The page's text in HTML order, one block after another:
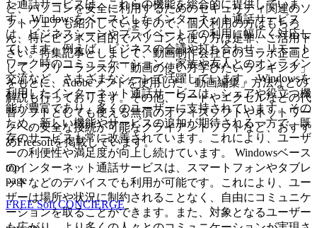
た通話サービスは、これらの機能を総合的に提供していま
す。 Windowsをベースとしたインターネット通話サービス
は、ビジネスシーンやプライベートでの利用に幅広く対応し
ています。例えば、ビジネスの会議や打ち合わせ、リモート
ワーク時のコミュニケーション、家族や友人とのオンライン
交流など、さまざまなシーンで活躍しています。 Windowsを
利用したインターネット通話サービスは、シェアや役立つ機
能が豊富であり、多くのユーザーに支持されています。その
ため、新しい機能やサービスの追加が期待される一方で、既
存のサービスも常に改善されています。これにより、ユーザ
ーの利便性や満足度が向上し続けています。 Windowsベース
のインターネット通話サービスは、スマートフォンやタブレ
ットなどのデバイスでも利用が可能です。これにより、ユー
ザーは場所や状況に制約されることなく、自由にコミュニケ
ーションを取ることができます。また、対象となるユーザー
ど、パソコンを安全に利用するためのセキュリティ関連のソ
フトウェアも紹介していますので、個人利用の方はもちろ
ん、特にビジネス目的でパソコンを使う方は是非、ご活用下
さい。特集記事としまして、動画制作会社とのコラボ企画と
して、フリーランスが「動画の使い方学びたいランキング」
をもとに、Adobeソフトを使用した「動画編集」方法などの
解説も行っております。その他、ワードやエクセルなどの代
替ソフトとしても使える無償のオフィスソフトやネットワー
クへの安全な接続が可能なクライアントソフトなど、おすす
めFreesoftを掲載しています。
top
page
FREE Soft CONCIERGE